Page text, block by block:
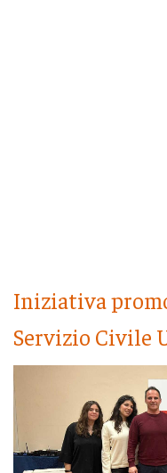
Iniziativa
Servizio Civile